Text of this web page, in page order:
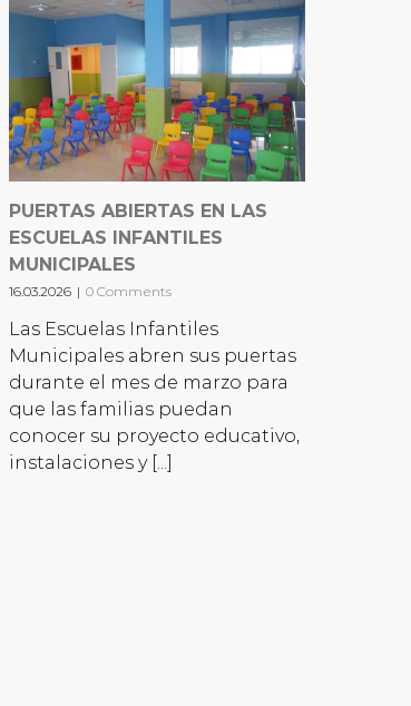
PUERTAS ABIERTAS EN LAS
ESCUELAS INFANTILES
MUNICIPALES
16.03.2026 | 0 Comments
Las Escuelas Infantiles
Municipales abren sus puertas
durante el mes de marzo para
que las familias puedan
conocer su proyecto educativo,
instalaciones y [...]